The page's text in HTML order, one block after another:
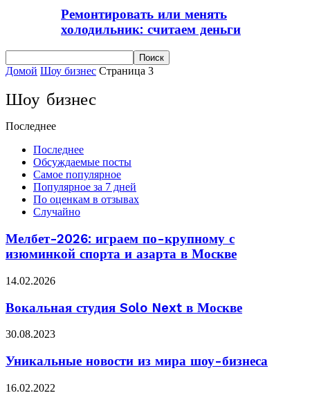
Ремонтировать или менять
холодильник: считаем деньги
Домой Шоу бизнес Страница 3
Шоу бизнес
Последнее
Последнее
Обсуждаемые посты
Самое популярное
Популярное за 7 дней
По оценкам в отзывах
Случайно
Мелбет-2026: играем по-крупному с
изюминкой спорта и азарта в Москве
14.02.2026
Вокальная студия Solo Next в Москве
30.08.2023
Уникальные новости из мира шоу-бизнеса
16.02.2022